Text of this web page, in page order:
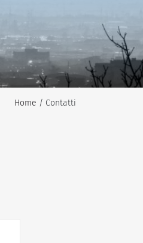
Home / Contatti